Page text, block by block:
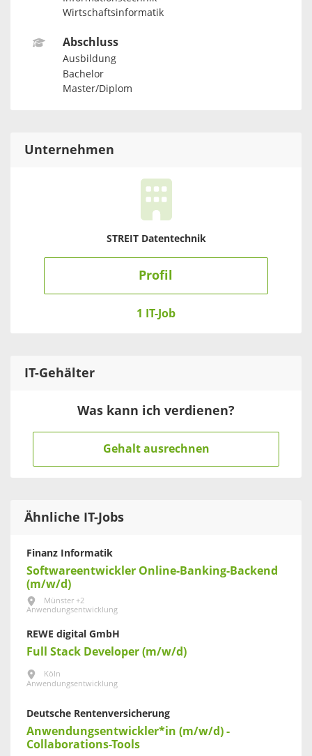
Wirtschaftsinformatik
Abschluss
Ausbildung
Bachelor
Master/Diplom
Unternehmen
STREIT Datentechnik
Profil
1 IT-Job
IT-Gehälter
Was kann ich verdienen?
Gehalt ausrechnen
Ähnliche IT-Jobs
Finanz Informatik
Softwareentwickler Online-Banking-Backend
(m/w/d)
Münster +2
Anwendungsentwicklung
REWE digital GmbH
Full Stack Developer (m/w/d)
Köln
Anwendungsentwicklung
Deutsche Rentenversicherung
Anwendungsentwickler*in (m/w/d) -
Collaborations-Tools